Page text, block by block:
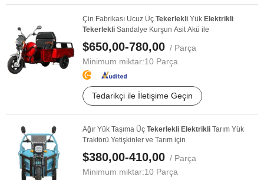
Çin Fabrikası Ucuz Üç Tekerlekli Yük Elektrikli
Tekerlekli Sandalye Kurşun Asit Akü ile
$650,00-780,00 / Parça
Minimum miktar:10 Parça
Tedarikçi ile İletişime Geçin
Ağır Yük Taşıma Üç Tekerlekli Elektrikli Tarım Yük
Traktörü Yetişkinler ve Tarım için
$380,00-410,00 / Parça
Minimum miktar:10 Parça